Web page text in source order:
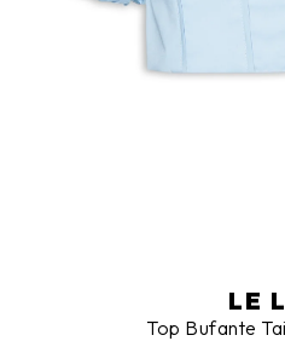
LE
Top Bufante